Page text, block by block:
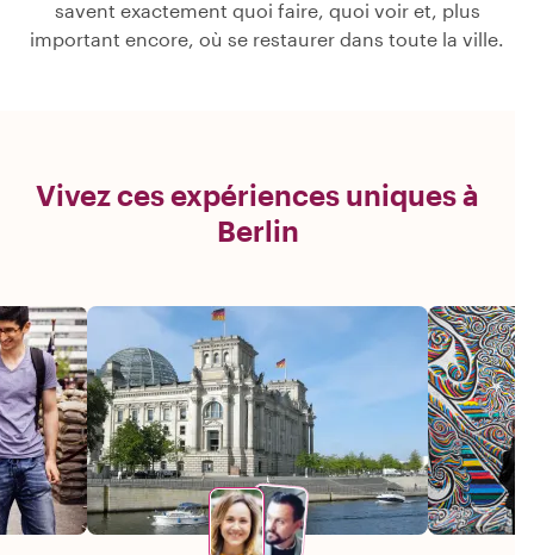
savent exactement quoi faire, quoi voir et, plus
important encore, où se restaurer dans toute la ville.
Vivez ces expériences uniques à
Berlin